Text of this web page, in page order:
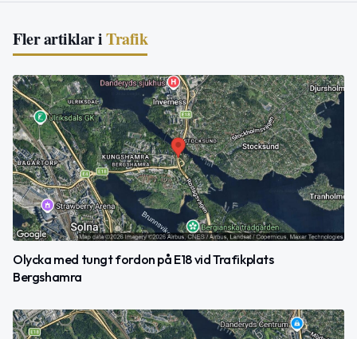
Fler artiklar iTrafik
Olycka med tungt fordon på E18 vid Trafikplats
Bergshamra